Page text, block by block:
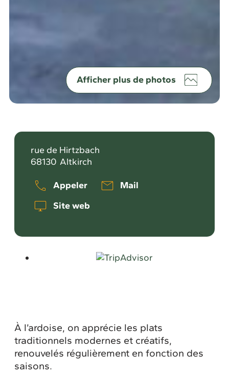
Afficher plus de photos
rue de Hirtzbach
68130 Altkirch
Appeler
Mail
Site web
À l’ardoise, on apprécie les plats
traditionnels modernes et créatifs,
renouvelés régulièrement en fonction des
saisons.